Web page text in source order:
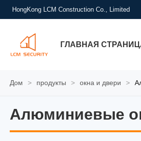
HongKong LCM Construction Co., Limited
ГЛАВНАЯ
Дом > продукты > окна и двери >
Алюминиевые
Алюминиевые